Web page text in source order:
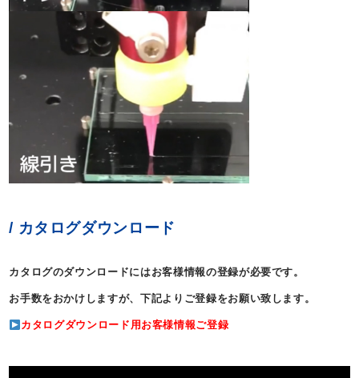
/ カタログダウンロード
カタログのダウンロードにはお客様情報の登録が必要です。
お手数をおかけしますが、下記よりご登録をお願い致します。
カタログダウンロード用お客様情報ご登録